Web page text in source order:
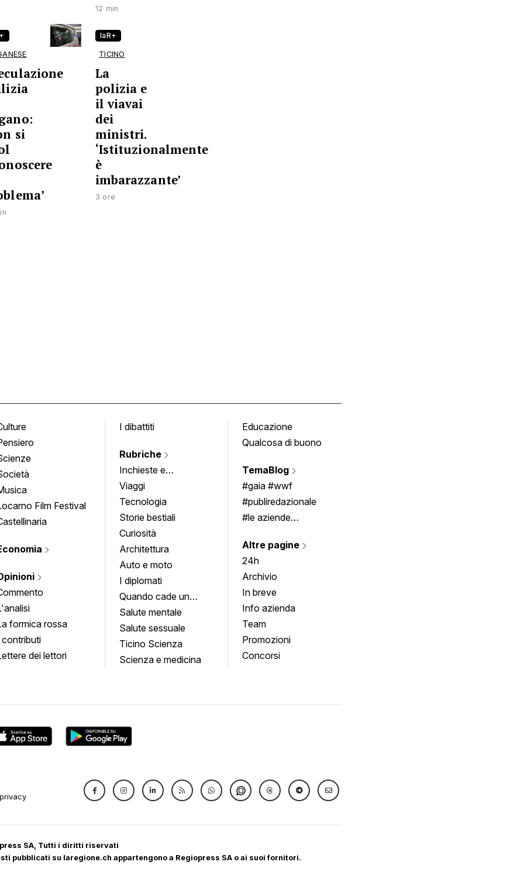
12 min
si
laR+
TICINO
La
polizia e
il viavai
dei
ministri.
‘Istituzionalmente
è
imbarazzante’
3 ore
Film Festival
formica rossa
contributi
dei lettori
I dibattiti
Rubriche
Inchieste e
approfondimenti
Viaggi
Tecnologia
Storie bestiali
Curiosità
Architettura
Auto e moto
I diplomati
Quando cade un
quadro
Salute mentale
Salute sessuale
Ticino Scienza
Scienza e medicina
Educazione
Qualcosa di buono
TemaBlog
#gaia #wwf
#publiredazionale
#le aziende
Altre pagine
24h
Archivio
In breve
Info azienda
Team
Promozioni
Concorsi
SA, Tutti i diritti riservati
pubblicati su laregione.ch appartengono a Regiopress SA o ai suoi fornitori.